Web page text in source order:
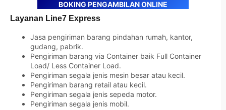
BOKING PENGAMBILAN ONLINE
Layanan Line7 Express
Jasa pengiriman barang pindahan rumah, kantor,
gudang, pabrik.
Pengiriman barang via Container baik Full Container
Load/ Less Container Load.
Pengiriman segala jenis mesin besar atau kecil.
Pengiriman barang retail atau kecil.
Pengiriman segala jenis sepeda motor.
Pengiriman segala jenis mobil.